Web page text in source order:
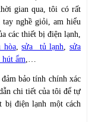
gian qua, tôi có rất
nghề giỏi, am hiểu
các thiết bị điện lạnh,
hòa,sửa tủ lạnh ,sửa
hút ẩm
bảo tính chính xác
chi tiết của tôi để tự
bị điện lạnh một cách